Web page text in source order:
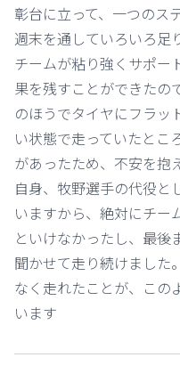
彰台に立って、一つのス
週末を通していろいろ足
チームが粘り強くサポー
果を残すことができたの
のほうでタイヤにフラッ
い状態で走っていたとこ
があったため、不安を抱
自身、牧野選手の代役と
いますから、絶対にチー
といけなかったし、最後
聞かせて走り続けました
なく走れたことが、この
います